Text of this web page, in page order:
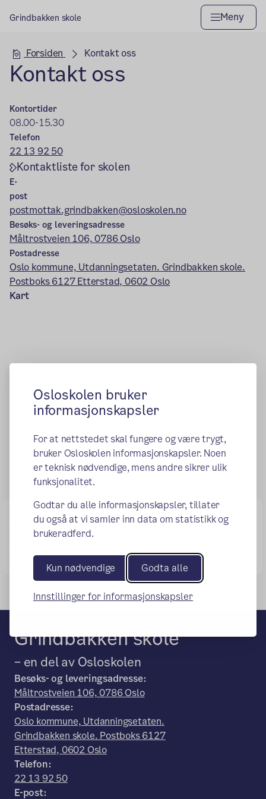
Osloskolen bruker
informasjonskapsler
For at nettstedet skal fungere og være trygt,
bruker Osloskolen informasjonskapsler. Noen
er teknisk nødvendige, mens andre sikrer ulik
funksjonalitet.
Godtar du alle informasjonskapsler, tillater
du også at vi samler inn data om statistikk og
brukeradferd.
Kun nødvendige Godta alle
Innstillinger for informasjonskapsler
Grindbakken skole Meny
Hovedseksjon
Forsiden Kontakt oss
Kontakt oss
Kontortider
08.00-15.30
Telefon
22 13 92 50
Kontaktliste for skolen
E-
post
postmottak.grindbakken@osloskolen.no
Besøks- og leveringsadresse
Måltrostveien 106, 0786 Oslo
Postadresse
Oslo kommune, Utdanningsetaten. Grindbakken skole.
Postboks 6127 Etterstad, 0602 Oslo
Kart
Relevante lenker
Grindbakken skole
– en del av Osloskolen
Besøks- og leveringsadresse:
Måltrostveien 106, 0786 Oslo
Postadresse:
Oslo kommune, Utdanningsetaten.
Grindbakken skole. Postboks 6127
Etterstad, 0602 Oslo
Telefon:
22 13 92 50
E-post: